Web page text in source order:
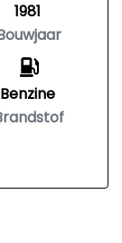
1981
Benzine